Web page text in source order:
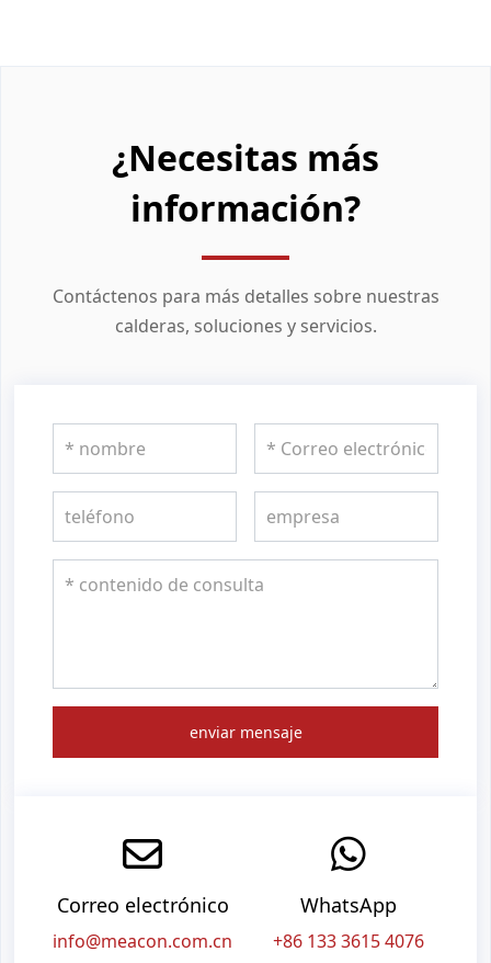
¿Necesitas más
información?
Contáctenos para más detalles sobre nuestras
calderas, soluciones y servicios.
enviar mensaje
Correo electrónico
info@meacon.com.cn
WhatsApp
+86 133 3615 4076